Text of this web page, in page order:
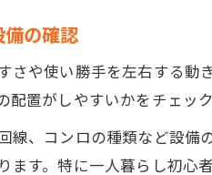
の確認
さや使い勝手を左右する
置がしやすいかをチェック
線、コンロの種類など設
ます。特に一人暮らし初